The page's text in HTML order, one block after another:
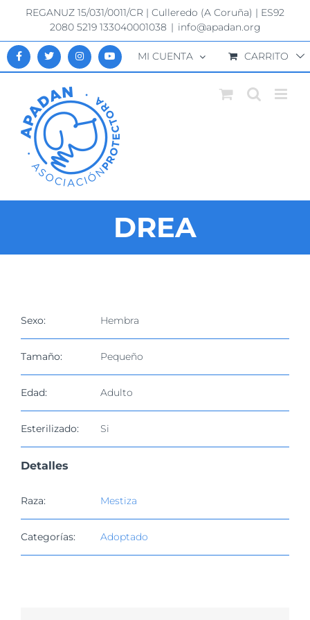
Saltar
contenido
REGANUZ 15/031/0011/CR | Culleredo (A Coruña) | ES92
2080 5219 133040001038 | info@apadan.org
MI CUENTA CARRITO
DREA
imagen
Sexo: Hembra
Tamaño: Pequeño
Edad: Adulto
Esterilizado: Si
Detalles
Raza: Mestiza
Categorías: Adoptado